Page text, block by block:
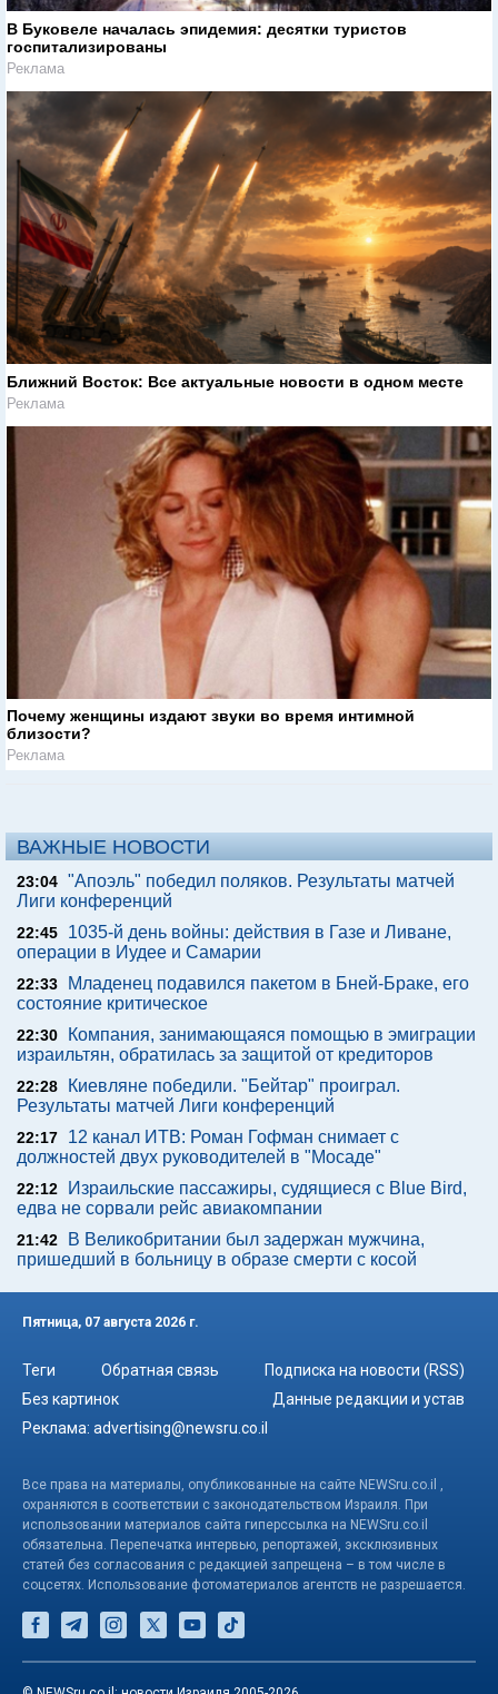
В Буковеле началась эпидемия: десятки туристов
госпитализированы
Реклама
Ближний Восток: Все актуальные новости в одном месте
Реклама
Почему женщины издают звуки во время интимной
близости?
Реклама
ВАЖНЫЕ НОВОСТИ
23:04 "Апоэль" победил поляков. Результаты матчей
Лиги конференций
22:45
1035-й день войны: действия в Газе и Ливане,
операции в Иудее и Самарии
22:33
Младенец подавился пакетом в Бней-Браке, его
состояние критическое
22:30
Компания, занимающаяся помощью в эмиграции
израильтян, обратилась за защитой от кредиторов
22:28
Киевляне победили. "Бейтар" проиграл.
Результаты матчей Лиги конференций
22:17
12 канал ИТВ: Роман Гофман снимает с
должностей двух руководителей в "Мосаде"
22:12
Израильские пассажиры, судящиеся с Blue Bird,
едва не сорвали рейс авиакомпании
21:42
В Великобритании был задержан мужчина,
пришедший в больницу в образе смерти с косой
Пятница, 07 августа 2026 г.
Теги Обратная связь
Подписка на новости (RSS)
Без картинок
Данные редакции и устав
Реклама: advertising@newsru.co.il
Все права на материалы, опубликованные на сайте NEWSru.co.il ,
охраняются в соответствии с законодательством Израиля. При
использовании материалов сайта гиперссылка на NEWSru.co.il
обязательна. Перепечатка интервью, репортажей, эксклюзивных
статей без согласования с редакцией запрещена – в том числе в
соцсетях. Использование фотоматериалов агентств не разрешается.